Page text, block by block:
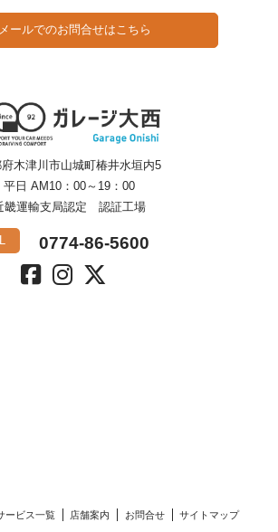
メールでのお問合せはこちら
木津川市山城町椿井水垣内5
平日 AM10：00～19：00
畿運輸支局認定 認証工場
0774-86-5600
ービス一覧 店舗案内 お問合せ サイトマップ